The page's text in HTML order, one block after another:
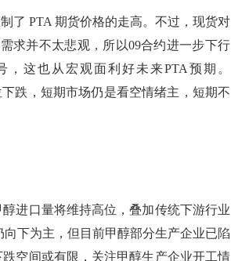
PTA 期货价格的走高。不过，现货对
求并不太悲观，所以09合约进一步下行
这也从宏观面利好未来PTA预期。
跌，短期市场仍是看空情绪主，短期不
口量将维持高位，叠加传统下游行业
下为主，但目前甲醇部分生产企业已陷
空间或有限，关注甲醇生产企业开工情